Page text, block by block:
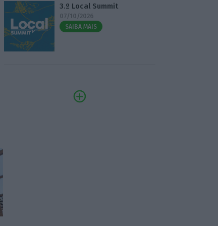
3.º Local Summit
07/10/2026
SAIBA MAIS